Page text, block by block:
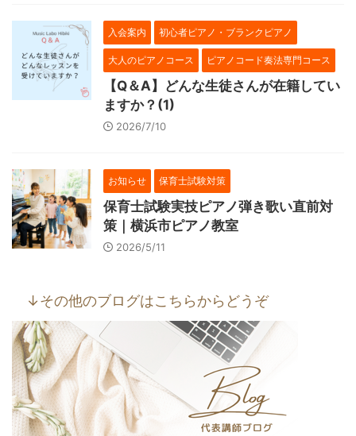
入会案内 初心者ピアノ・ブランクピアノ
大人のピアノコース ピアノコード奏法専門コース
【Q＆A】どんな生徒さんが在籍してい
ますか？(1)
2026/7/10
お知らせ 保育士試験対策
保育士試験実技ピアノ弾き歌い直前対
策｜横浜市ピアノ教室
2026/5/11
↓その他のブログはこちらからどうぞ